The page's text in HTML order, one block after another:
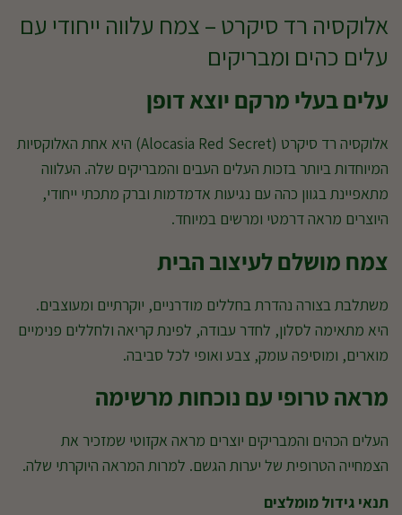
אלוקסיה רד סיקרט – צמח עלווה ייחודי עם
עלים כהים ומבריקים
עלים בעלי מרקם יוצא דופן
אלוקסיה רד סיקרט (Alocasia Red Secret) היא אחת האלוקסיות
המיוחדות ביותר בזכות העלים העבים והמבריקים שלה. העלווה
מתאפיינת בגוון כהה עם נגיעות אדמדמות וברק מתכתי ייחודי,
היוצרים מראה דרמטי ומרשים במיוחד.
צמח מושלם לעיצוב הבית
משתלבת בצורה נהדרת בחללים מודרניים, יוקרתיים ומעוצבים.
היא מתאימה לסלון, לחדר עבודה, לפינת קריאה ולחללים פנימיים
מוארים, ומוסיפה עומק, צבע ואופי לכל סביבה.
מראה טרופי עם נוכחות מרשימה
העלים הכהים והמבריקים יוצרים מראה אקזוטי שמזכיר את
הצמחייה הטרופית של יערות הגשם. למרות המראה היוקרתי שלה.
תנאי גידול מומלצים